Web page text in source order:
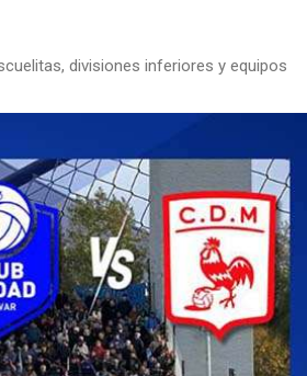
divisiones inferiores y equipos